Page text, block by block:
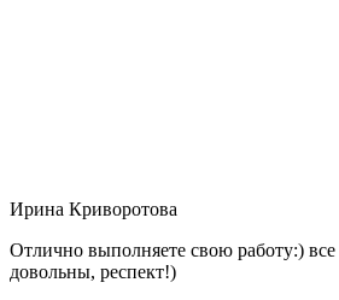
Ирина Криворотова
Отлично выполняете свою работу:) все
довольны, респект!)